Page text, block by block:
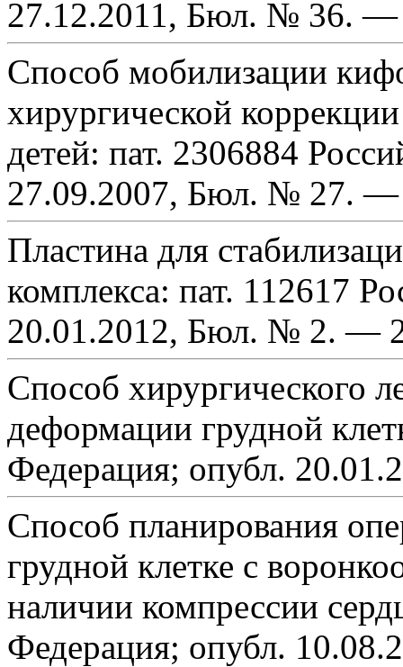
27.12.2011, Бюл. № 36. —
Способ мобилизации
хирургической
детей: пат. 2306884
27.09.2007, Бюл. № 27. —
Пластина для
комплекса: пат. 112617
20.01.2012, Бюл. № 2. —
Способ хирургического
деформации грудной
Федерация; опубл.
Способ планирования
грудной клетке с
наличии компрессии
Федерация; опубл.